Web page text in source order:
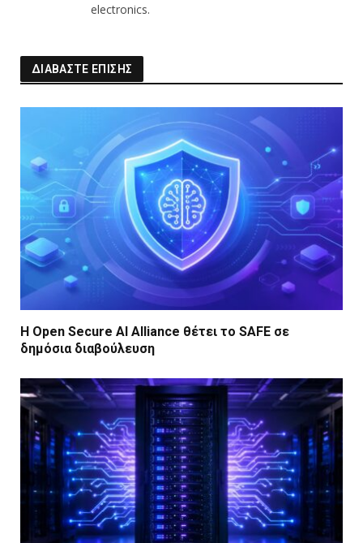
electronics.
ΔΙΑΒΑΣΤΕ ΕΠΙΣΗΣ
Η Open Secure AI Alliance θέτει το SAFE σε
δημόσια διαβούλευση